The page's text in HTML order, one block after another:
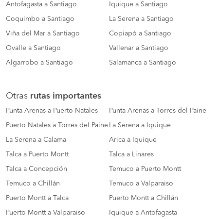
Antofagasta a Santiago Iquique a Santiago
Coquimbo a Santiago La Serena a Santiago
Viña del Mar a Santiago Copiapó a Santiago
Ovalle a Santiago Vallenar a Santiago
Algarrobo a Santiago Salamanca a Santiago
Otras rutas importantes
Punta Arenas a Puerto Natales Punta Arenas a Torres del Paine
Puerto Natales a Torres del Paine La Serena a Iquique
La Serena a Calama Arica a Iquique
Talca a Puerto Montt Talca a Linares
Talca a Concepción Temuco a Puerto Montt
Temuco a Chillán Temuco a Valparaiso
Puerto Montt a Talca Puerto Montt a Chillán
Puerto Montt a Valparaiso Iquique a Antofagasta